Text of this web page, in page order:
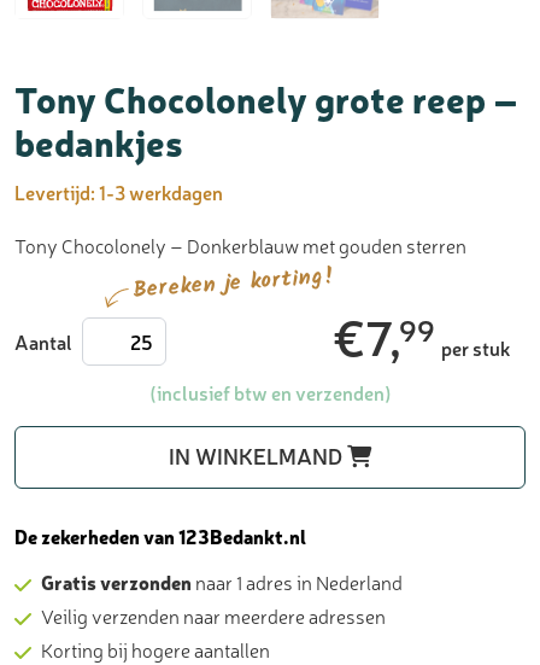
Tony Chocolonely grote reep –
bedankjes
Levertijd:1-3 werkdagen
Tony Chocolonely – Donkerblauw met gouden sterren
Bereken je korting!
Aantal Tony
Chocolonely
€7,99 per stuk
(inclusief btw en verzenden)
IN WINKELMAND
De zekerheden van 123Bedankt.nl
Gratis verzonden naar 1 adres in Nederland
Veilig verzenden naar meerdere adressen
Korting bij hogere aantallen